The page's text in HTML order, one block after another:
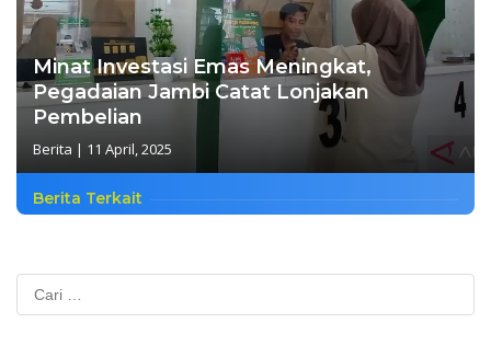
Minat Investasi Emas Meningkat,
Pegadaian Jambi Catat Lonjakan
Pembelian
Berita | 11 April, 2025
Berita Terkait
Cari
untuk: